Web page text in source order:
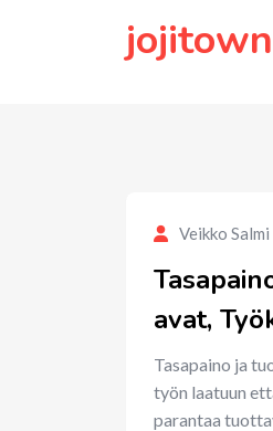
Veikko Salmi
avat,
Tasapaino ja
työn laatuun
parantaa